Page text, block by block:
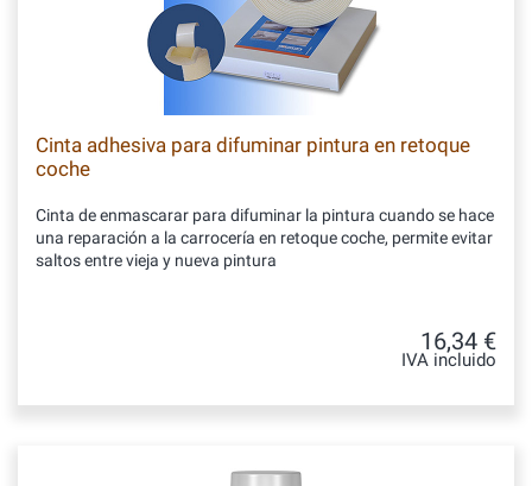
Cinta adhesiva para difuminar pintura en retoque
coche
Cinta de enmascarar para difuminar la pintura cuando se hace
una reparación a la carrocería en retoque coche, permite evitar
saltos entre vieja y nueva pintura
16,34 €
IVA incluido